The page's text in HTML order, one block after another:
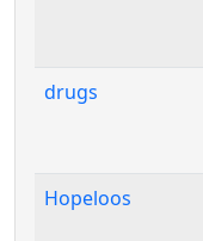
drugs
Hopeloos